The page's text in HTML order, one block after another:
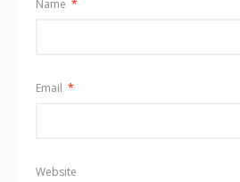
Name *
Email *
Website